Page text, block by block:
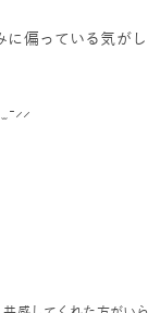
偏っている気が
-⸝⸝